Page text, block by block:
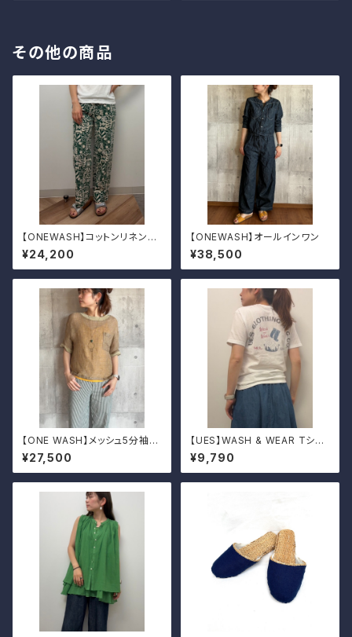
その他の商品
【ONEWASH】コットンリネンキ
ャンバスストレートパンツ
¥24,200
【ONEWASH】オールインワン
¥38,500
【ONE WASH】メッシュ5分袖t
シャツ
¥27,500
【UES】WASH & WEAR Tシャ
ツ
¥9,790